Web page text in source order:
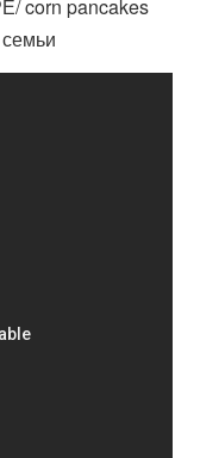
corn pancakes